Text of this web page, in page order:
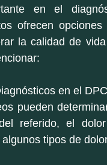
en el
ofrecen
la calidad de
en el
pueden
referido, el
tipos de